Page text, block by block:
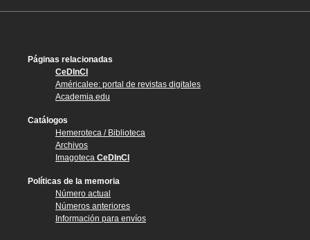
Páginas relacionadas
CeDInCI
Américalee: portal de revistas digitales
Academia.edu
Catálogos
Hemeroteca / Biblioteca
Archivos
Imagoteca CeDInCI
Políticas de la memoria
Número actual
Números anteriores
Información para envíos